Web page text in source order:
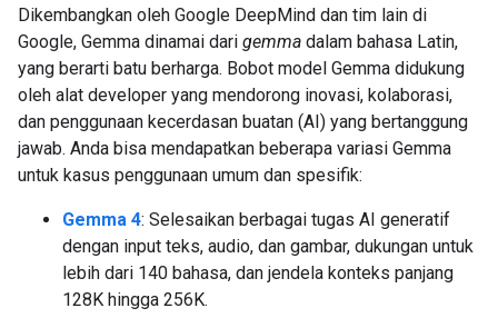
Dikembangkan oleh Google DeepMind dan tim lain di
Google, Gemma dinamai dari gemma dalam bahasa Latin,
yang berarti batu berharga. Bobot model Gemma didukung
oleh alat developer yang mendorong inovasi, kolaborasi,
dan penggunaan kecerdasan buatan (AI) yang bertanggung
jawab. Anda bisa mendapatkan beberapa variasi Gemma
untuk kasus penggunaan umum dan spesifik:
Gemma 4: Selesaikan berbagai tugas AI generatif
dengan input teks, audio, dan gambar, dukungan untuk
lebih dari 140 bahasa, dan jendela konteks panjang
128K hingga 256K.